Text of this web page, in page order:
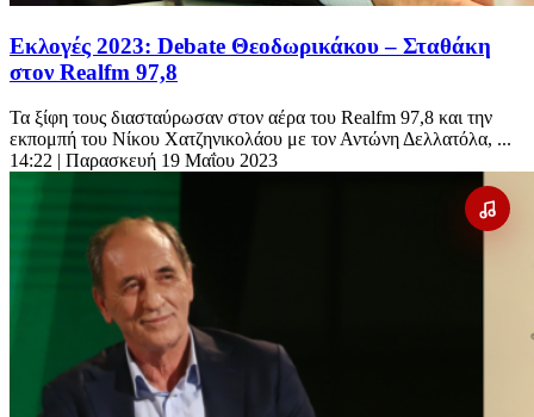
Εκλογές 2023: Debate Θεοδωρικάκου – Σταθάκη
στον Realfm 97,8
Τα ξίφη τους διασταύρωσαν στον αέρα του Realfm 97,8 και την
εκπομπή του Νίκου Χατζηνικολάου με τον Αντώνη Δελλατόλα, ...
14:22 | Παρασκευή 19 Μαΐου 2023